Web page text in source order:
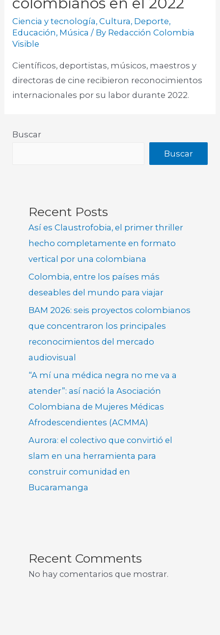
Ciencia y tecnología,Cultura, Deporte,
Educación, Música / By Redacción Colombia
Visible
Científicos, deportistas, músicos, maestros y
directoras de cine recibieron reconocimientos
internacionales por su labor durante 2022.
Buscar
Buscar
Recent Posts
Así es Claustrofobia, el primer thriller
hecho completamente en formato
vertical por una colombiana
Colombia, entre los países más
deseables del mundo para viajar
BAM 2026: seis proyectos colombianos
que concentraron los principales
reconocimientos del mercado
audiovisual
“A mí una médica negra no me va a
atender”: así nació la Asociación
Colombiana de Mujeres Médicas
Afrodescendientes (ACMMA)
Aurora: el colectivo que convirtió el
slam en una herramienta para
construir comunidad en
Bucaramanga
Recent Comments
No hay comentarios que mostrar.